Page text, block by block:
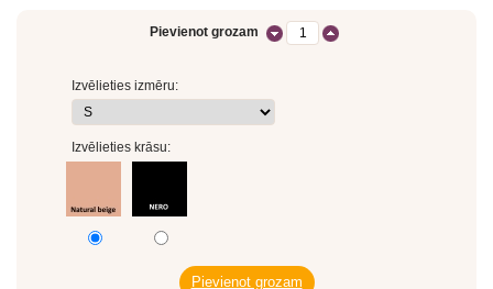
Pievienot grozam
Izvēlieties izmēru:
Izvēlieties krāsu: